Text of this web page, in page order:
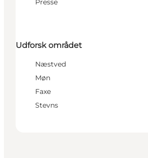
Presse
Udforsk området
Næstved
Møn
Faxe
Stevns